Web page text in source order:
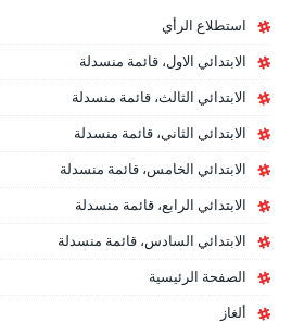
استطلاع الرأي
الابتدائي الاول، قائمة منسدلة
الابتدائي الثالث، قائمة منسدلة
الابتدائي الثاني، قائمة منسدلة
الابتدائي الخامس، قائمة منسدلة
الابتدائي الرابع، قائمة منسدلة
الابتدائي السادس، قائمة منسدلة
الصفحة الرئيسية
ألغاز